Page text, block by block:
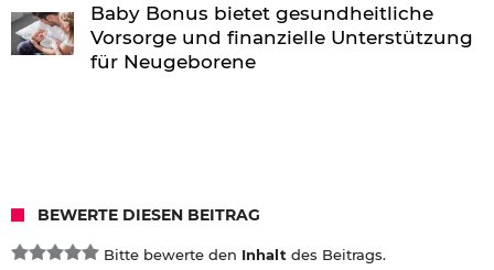
Baby Bonus bietet gesundheitliche
Vorsorge und finanzielle Unterstützung
für Neugeborene
BEWERTE DIESEN BEITRAG
Bitte bewerte den Inhalt des Beitrags.